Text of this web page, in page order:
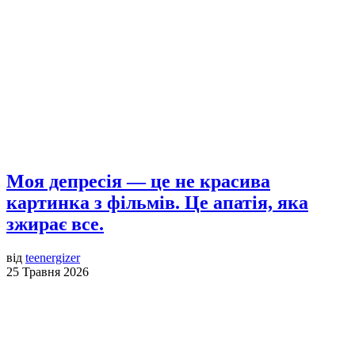
Моя депресія — це не красива
картинка з фільмів. Це апатія, яка
зжирає все.
від teenergizer
25 Травня 2026